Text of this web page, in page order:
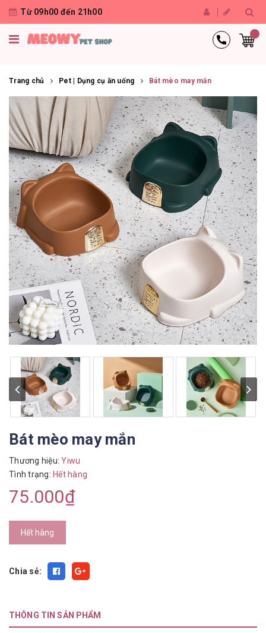
Từ 09h00 đến 21h00
Trang chủ Pet | Dụng cụ ăn uống Bát mèo may mắn
Bát mèo may mắn
Thương hiệu: Yiwu
Tình trạng: Hết hàng
75.000₫
Hết hàng
Chia sẻ:
THÔNG TIN SẢN PHẨM